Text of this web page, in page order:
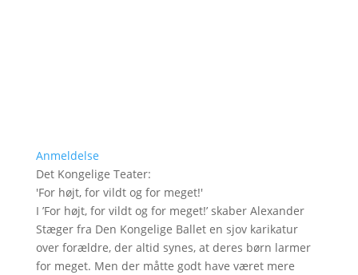
Anmeldelse
Det Kongelige Teater:
'For højt, for vildt og for meget!'
I ’For højt, for vildt og for meget!’ skaber Alexander
Stæger fra Den Kongelige Ballet en sjov karikatur
over forældre, der altid synes, at deres børn larmer
for meget. Men der måtte godt have været mere